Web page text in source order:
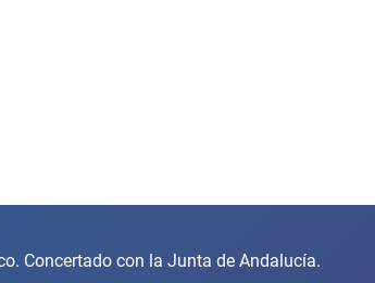
Concertado con la Junta de Andalucía.